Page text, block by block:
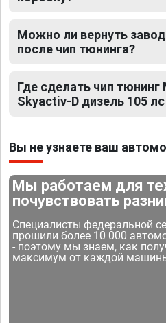
Можно ли вернуть
после чип тюнинга?
Где сделать чип тюнинг
Skyactiv-D дизель 105
Вы не узнаете ваш
Мы работаем для
почувствовать
Специалисты федеральной
прошили более 10 000
- поэтому мы знаем, как
максимум от каждой